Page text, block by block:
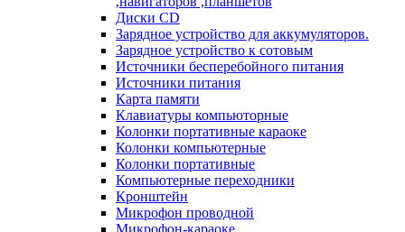
Диски CD
Зарядное устройство для аккумуляторов.
Зарядное устройство к сотовым
Источники бесперебойного питания
Источники питания
Карта памяти
Клавиатуры компьюторные
Колонки портативные караоке
Колонки компьютерные
Колонки портативные
Компьютерные переходники
Кронштейн
Микрофон проводной
Микрофон-караоке